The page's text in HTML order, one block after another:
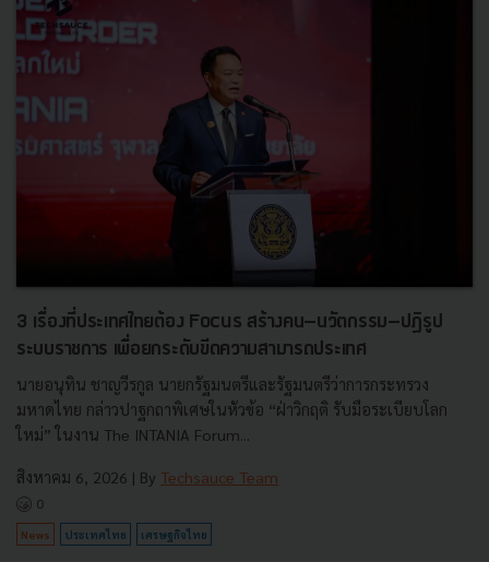
3 เรื่องที่ประเทศไทยต้อง Focus สร้างคน–นวัตกรรม–ปฏิรูป
ระบบราชการ เพื่อยกระดับขีดความสามารถประเทศ
นายอนุทิน ชาญวีรกูล นายกรัฐมนตรีและรัฐมนตรีว่าการกระทรวง
มหาดไทย กล่าวปาฐกถาพิเศษในหัวข้อ “ฝ่าวิกฤติ รับมือระเบียบโลก
ใหม่” ในงาน The INTANIA Forum...
สิงหาคม 6, 2026 | By Techsauce Team
0
News ประเทศไทย เศรษฐกิจไทย